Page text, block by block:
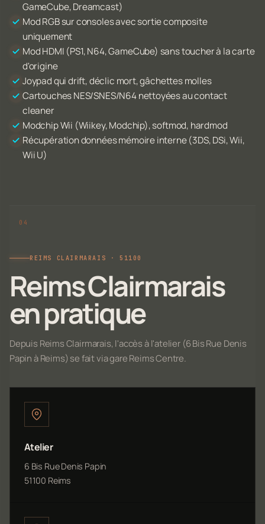
GameCube, Dreamcast)
Mod RGB sur consoles avec sortie composite
uniquement
Mod HDMI (PS1, N64, GameCube) sans toucher à la carte
d'origine
Joypad qui drift, déclic mort, gâchettes molles
Cartouches NES/SNES/N64 nettoyées au contact
cleaner
Modchip Wii (Wiikey, Modchip), softmod, hardmod
Récupération données mémoire interne (3DS, DSi, Wii,
Wii U)
REIMS CLAIRMARAIS · 51100
Reims Clairmarais
en pratique
Depuis Reims Clairmarais, l'accès à l'atelier (6 Bis Rue Denis
Papin à Reims) se fait via gare Reims Centre.
Atelier
6 Bis Rue Denis Papin
51100 Reims